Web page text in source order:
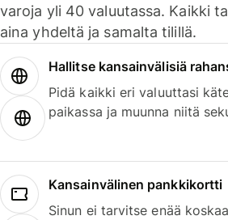
varoja yli 40 valuutassa. Kaikki
aina yhdeltä ja samalta tilillä.
Hallitse kansainvälisiä
Pidä kaikki eri valuuttasi
paikassa ja muunna niitä
Kansainvälinen pankkikortti
Sinun ei tarvitse enää